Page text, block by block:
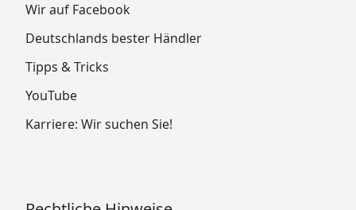
Wir auf Facebook
Deutschlands bester Händler
Tipps & Tricks
YouTube
Karriere: Wir suchen Sie!